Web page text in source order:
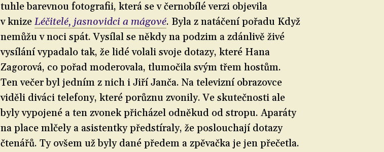
tuhle barevnou fotografii, která se v černobílé verzi objevila
v knizeLéčitelé, jasnovidci a mágové. Byla z natáčení pořadu Když
nemůžu v noci spát. Vysílal se někdy na podzim a zdánlivě živé
vysílání vypadalo tak, že lidé volali svoje dotazy, které Hana
Zagorová, co pořad moderovala, tlumočila svým třem hostům.
Ten večer byl jedním z nich i Jiří Janča. Na televizní obrazovce
viděli diváci telefony, které porůznu zvonily. Ve skutečnosti ale
byly vypojené a ten zvonek přicházel odněkud od stropu. Aparáty
na place mlčely a asistentky předstíraly, že poslouchají dotazy
čtenářů. Ty ovšem už byly dané předem a zpěvačka je jen přečetla.